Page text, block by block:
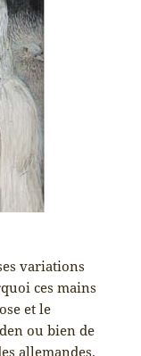
variations
ces mains
et le
ou bien de
allemandes.